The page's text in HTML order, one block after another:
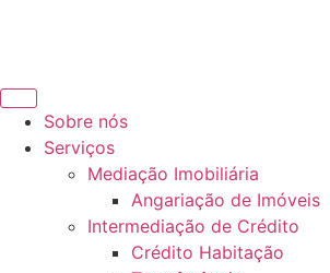
Sobre nós
Serviços
Mediação Imobiliária
Angariação de Imóveis
Intermediação de Crédito
Crédito Habitação